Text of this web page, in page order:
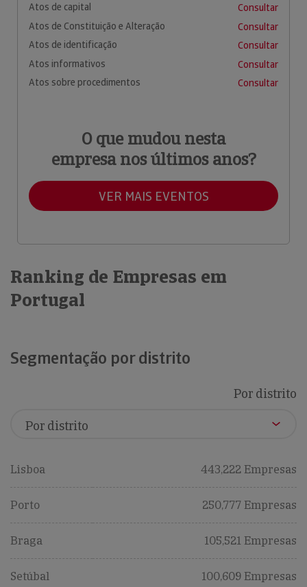
Atos de capital
Consultar
Atos de Constituição e Alteração
Consultar
Atos de identificação
Consultar
Atos informativos
Consultar
Atos sobre procedimentos
Consultar
O que mudou nesta
empresa nos últimos anos?
VER MAIS EVENTOS
Ranking de Empresas em
Portugal
Segmentação por distrito
Por distrito
Lisboa 443,222 Empresas
Porto 250,777 Empresas
Braga 105,521 Empresas
Setúbal 100,609 Empresas